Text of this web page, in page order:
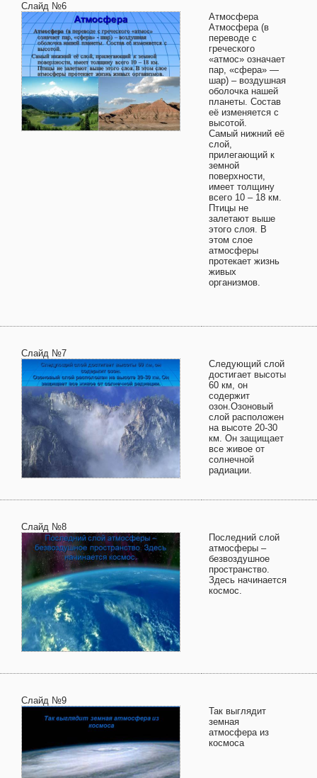
Слайд №6
Атмосфера
Атмосфера (в
переводе с
греческого
«атмос» означает
пар, «сфера» —
шар) – воздушная
оболочка нашей
планеты. Состав
её изменяется с
высотой.
Самый нижний её
слой,
прилегающий к
земной
поверхности,
имеет толщину
всего 10 – 18 км.
Птицы не
залетают выше
этого слоя. В
этом слое
атмосферы
протекает жизнь
живых
организмов.
Слайд №7
Следующий слой
достигает высоты
60 км, он
содержит
озон.Озоновый
слой расположен
на высоте 20-30
км. Он защищает
все живое от
солнечной
радиации.
Слайд №8
Последний слой
атмосферы –
безвоздушное
пространство.
Здесь начинается
космос.
Слайд №9
Так выглядит
земная
атмосфера из
космоса